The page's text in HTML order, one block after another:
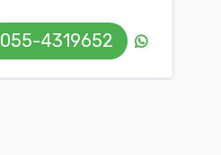
055-4319652